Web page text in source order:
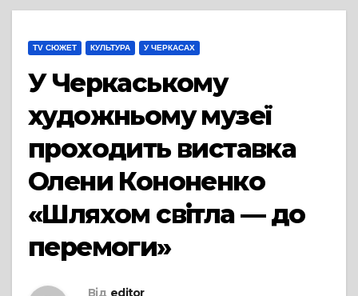
TV СЮЖЕТ КУЛЬТУРА У ЧЕРКАСАХ
У Черкаському
художньому музеї
проходить виставка
Олени Кононенко
«Шляхом світла — до
перемоги»
Від editor